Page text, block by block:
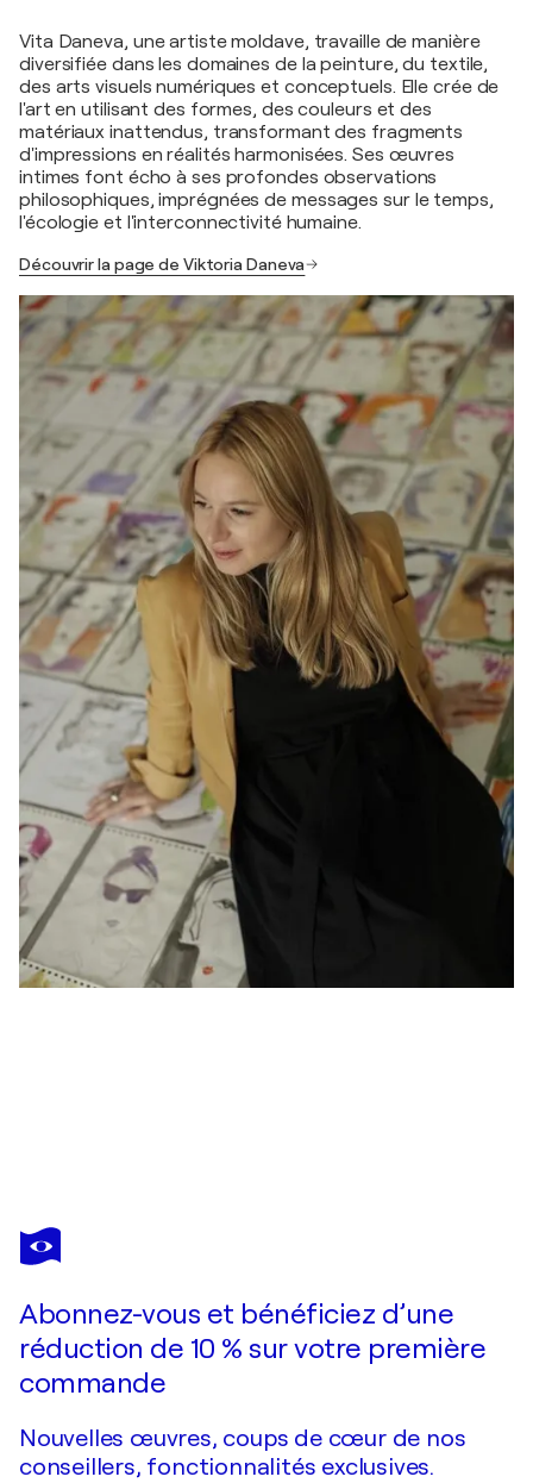
Vita Daneva, une artiste moldave, travaille de manière
diversifiée dans les domaines de la peinture, du textile,
des arts visuels numériques et conceptuels. Elle crée de
l'art en utilisant des formes, des couleurs et des
matériaux inattendus, transformant des fragments
d'impressions en réalités harmonisées. Ses œuvres
intimes font écho à ses profondes observations
philosophiques, imprégnées de messages sur le temps,
l'écologie et l'interconnectivité humaine.
Découvrir la page de Viktoria Daneva
VIKTORIA DANEVA
"Vibrations of the Inner Horizon”
Abonnez-vous et bénéficiez d’une
réduction de 10 % sur votre première
commande
Nouvelles œuvres, coups de cœur de nos
conseillers, fonctionnalités exclusives.